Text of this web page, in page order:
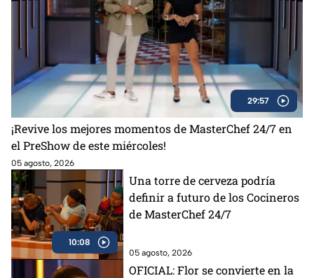
29:57
¡Revive los mejores momentos de MasterChef 24/7 en
el PreShow de este miércoles!
05 agosto, 2026
10:08
Una torre de cerveza podría
definir a futuro de los Cocineros
de MasterChef 24/7
05 agosto, 2026
OFICIAL: Flor se convierte en la